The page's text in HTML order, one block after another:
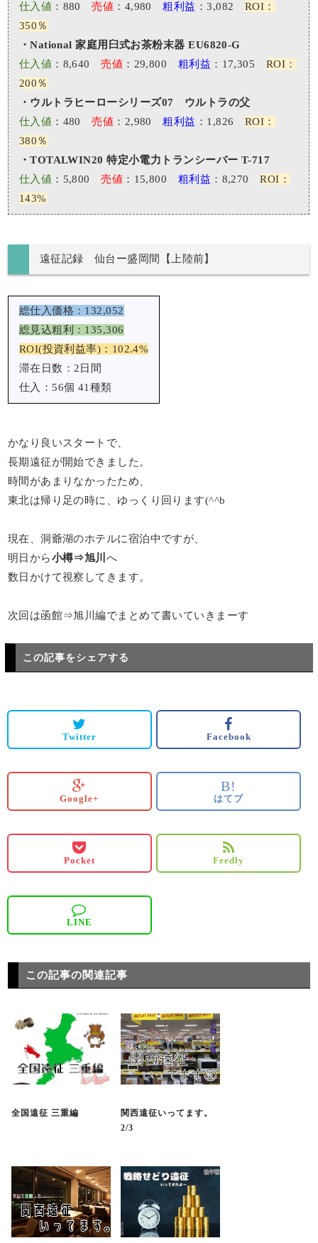
仕入値 ：880売値 ：4,980粗利益 ：3,082 ROI：
350％
・National 家庭用臼式お茶粉末器 EU6820-G
仕入値 ：8,640売値 ：29,800 粗利益 ：17,305 ROI：
200％
・ウルトラヒーローシリーズ07 ウルトラの父
仕入値 ：480売値 ：2,980粗利益 ：1,826 ROI：
380％
・TOTALWIN20 特定小電力トランシーバー T-717
仕入値 ：5,800売値 ：15,800 粗利益 ：8,270ROI：
143%
遠征記録 仙台ー盛岡間【上陸前】
総仕入価格：132,052
総見込粗利：135,306
ROI(投資利益率)：102.4%
滞在日数：2日間
仕入：56個 41種類
かなり良いスタートで、
長期遠征が開始できました。
時間があまりなかったため、
東北は帰り足の時に、ゆっくり回ります(^^b
現在、洞爺湖のホテルに宿泊中ですが、
明日から小樽⇒旭川 へ
数日かけて視察してきます。
次回は函館⇒旭川編でまとめて書いていきまーす
この記事をシェアする
Twitter Facebook
Google+
B!
はてブ
Pocket Feedly
LINE
この記事の関連記事
全国遠征 三重編
関西遠征いってます。
2/3